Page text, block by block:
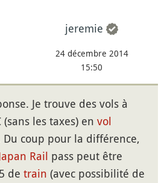
jeremie
24 décembre 2014
15:50
Je trouve des vols à
les taxes) en vol
coup pour la différence,
Rail pass peut être
de train (avec possibilité de